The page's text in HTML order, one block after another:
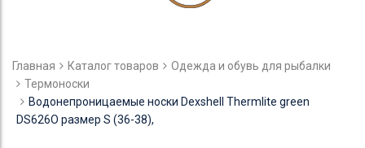
Главная Каталог товаров
Одежда и обувь для рыбалки
Термоноски
Водонепроницаемые носки Dexshell Thermlite green
DS626O размер S (36-38),